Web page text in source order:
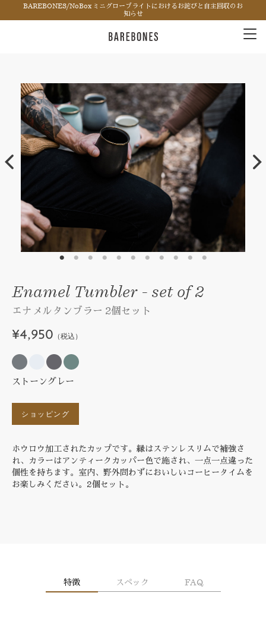
BAREBONES/NoBox ミニグローブライトにおけるお詫びと自主回収のお
知らせ
Enamel Tumbler - set of 2
エナメルタンブラー 2個セット
¥4,950 （税込）
ストーングレー
ショッピング
ホウロウ加工されたカップです。縁はステンレスリムで補強さ
れ、カラーはアンティークカッパー色で施され、一点一点違った
個性を持ちます。室内、野外問わずにおいしいコーヒータイムを
お楽しみください。2個セット。
特徴 スペック FAQ